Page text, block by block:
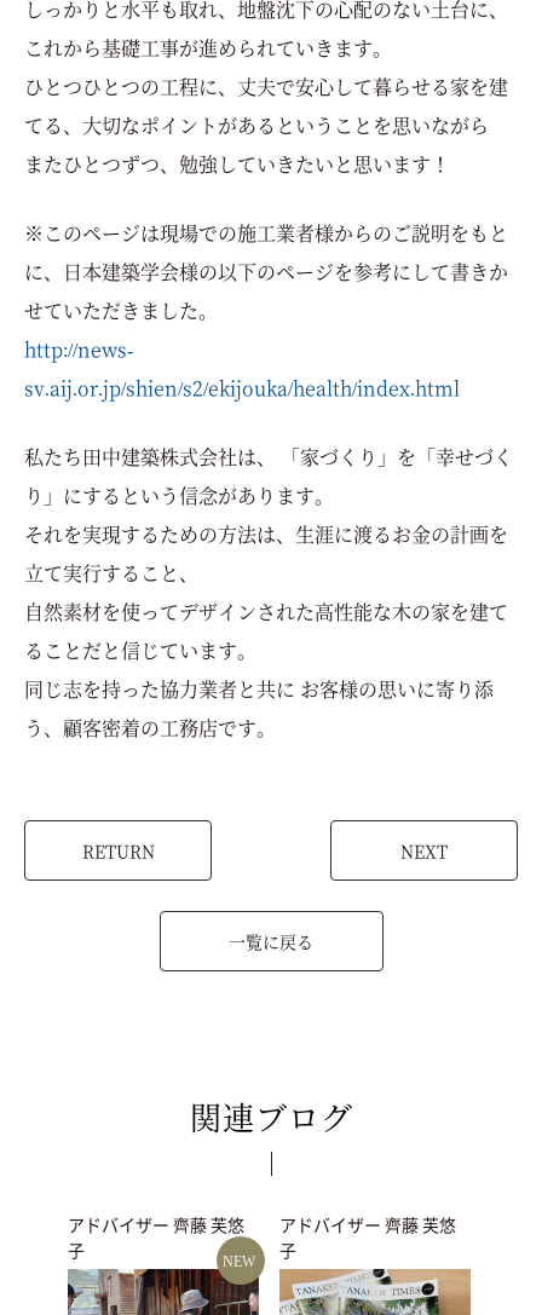
しっかりと水平も取れ、地盤沈下の心配のない土台に、
これから基礎工事が進められていきます。
ひとつひとつの工程に、丈夫で安心して暮らせる家を建
てる、大切なポイントがあるということを思いながら
またひとつずつ、勉強していきたいと思います！
※このページは現場での施工業者様からのご説明をもと
に、日本建築学会様の以下のページを参考にして書きか
せていただきました。
http://news-
sv.aij.or.jp/shien/s2/ekijouka/health/index.html
私たち田中建築株式会社は、 「家づくり」を「幸せづく
り」にするという信念があります。
それを実現するための方法は、生涯に渡るお金の計画を
立て実行すること、
自然素材を使ってデザインされた高性能な木の家を建て
ることだと信じています。
同じ志を持った協力業者と共に お客様の思いに寄り添
う、顧客密着の工務店です。
RETURN NEXT
一覧に戻る
関連ブログ
アドバイザー 齊藤 芙悠
子
NEW
アドバイザー 齊藤 芙悠
子